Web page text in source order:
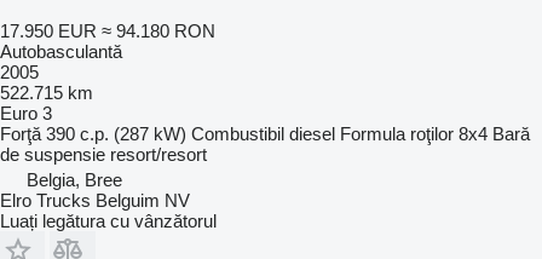
17.950 EUR ≈ 94.180 RON
Autobasculantă
2005
522.715 km
Euro 3
Forţă 390 c.p. (287 kW) Combustibil diesel Formula roţilor 8x4 Bară
de suspensie resort/resort
Belgia, Bree
Elro Trucks Belguim NV
Luați legătura cu vânzătorul